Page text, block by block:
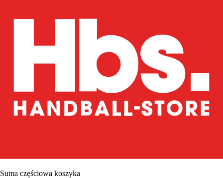
Suma częściowa koszyka